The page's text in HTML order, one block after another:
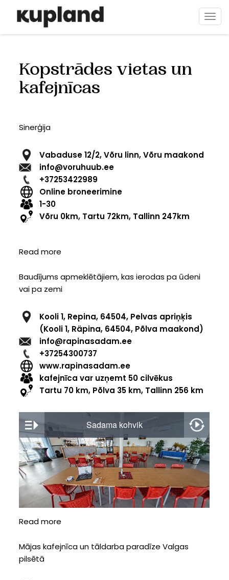
Kopstrādes vietas un
kafejnīcas
Sinerģija
Vabaduse 12/2, Võru linn, Võru maakond
info@voruhuub.ee
+37253422989
Online broneerimine
1-30
Võru 0km, Tartu 72km, Tallinn 247km
Read more
HUUB
Baudījums apmeklētājiem, kas ierodas pa ūdeni
vai pa zemi
Kooli 1, Repina, 64504, Pelvas apriņķis
(Kooli 1, Räpina, 64504, Põlva maakond)
info@rapinasadam.ee
+37254300737
www.rapinasadam.ee
kafejnīca var uzņemt 50 cilvēkus
Tartu 70 km, Põlva 35 km, Tallinn 256 km
Read more
osta
Mājas kafejnīca un tāldarba paradīze Valgas
pilsētā